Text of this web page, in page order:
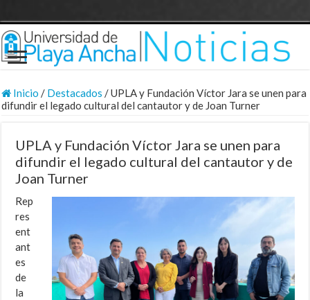
Inicio / Destacados /UPLA y Fundación Víctor Jara se unen para
difundir el legado cultural del cantautor y de Joan Turner
UPLA y Fundación Víctor Jara se unen para
difundir el legado cultural del cantautor y de
Joan Turner
Rep
res
ent
ant
es
de
la